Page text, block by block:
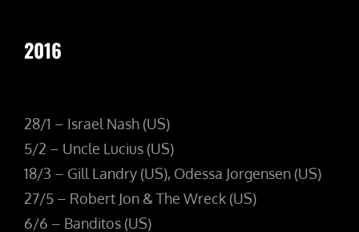
2016
28/1 – Israel Nash (US)
5/2 – Uncle Lucius (US)
18/3 – Gill Landry (US), Odessa Jorgensen (US)
27/5 – Robert Jon & The Wreck (US)
6/6 – Banditos (US)